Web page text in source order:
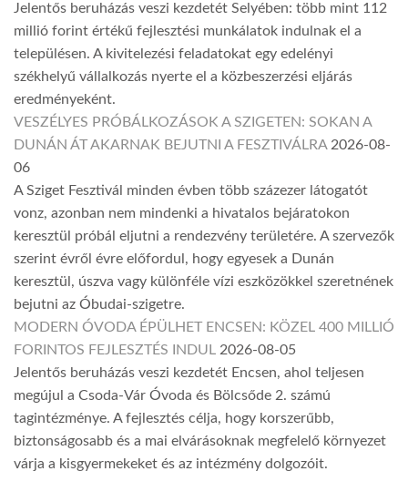
Jelentős beruházás veszi kezdetét Selyében: több mint 112
millió forint értékű fejlesztési munkálatok indulnak el a
településen. A kivitelezési feladatokat egy edelényi
székhelyű vállalkozás nyerte el a közbeszerzési eljárás
eredményeként.
VESZÉLYES PRÓBÁLKOZÁSOK A SZIGETEN: SOKAN A
DUNÁN ÁT AKARNAK BEJUTNI A FESZTIVÁLRA 2026-08-
06
A Sziget Fesztivál minden évben több százezer látogatót
vonz, azonban nem mindenki a hivatalos bejáratokon
keresztül próbál eljutni a rendezvény területére. A szervezők
szerint évről évre előfordul, hogy egyesek a Dunán
keresztül, úszva vagy különféle vízi eszközökkel szeretnének
bejutni az Óbudai-szigetre.
MODERN ÓVODA ÉPÜLHET ENCSEN: KÖZEL 400 MILLIÓ
FORINTOS FEJLESZTÉS INDUL 2026-08-05
Jelentős beruházás veszi kezdetét Encsen, ahol teljesen
megújul a Csoda-Vár Óvoda és Bölcsőde 2. számú
tagintézménye. A fejlesztés célja, hogy korszerűbb,
biztonságosabb és a mai elvárásoknak megfelelő környezet
várja a kisgyermekeket és az intézmény dolgozóit.